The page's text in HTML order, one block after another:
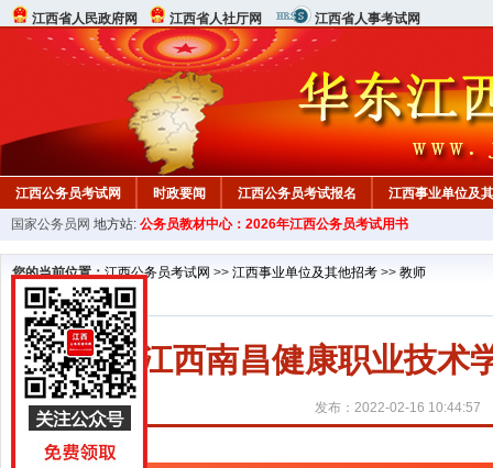
江西省人民政府网 江西省人社厅网 江西省人事考试网
江西公务员考试网 时政要闻 江西公务员考试报名 江西事业单位及
行测真题 在线咨询 教材中心
国家公务员网 地方站: 公务员教材中心：2026年江西公务员考试用书
您的当前位置：江西公务员考试网 >> 江西事业单位及其他招考 >> 教师
2022江西南昌健康职业技术
发布：2022-02-16 10:44:57